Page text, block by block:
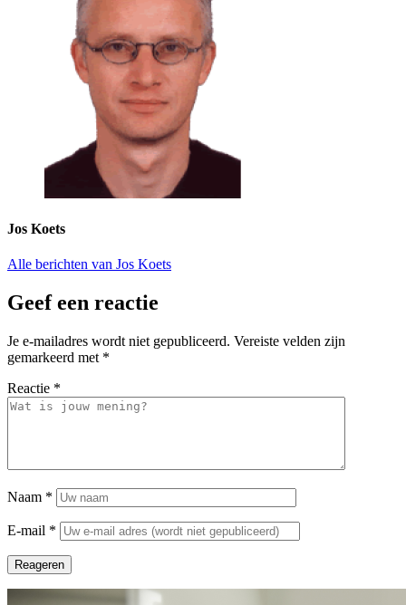
Jos Koets
Alle berichten van Jos Koets
Geef een reactie
Je e-mailadres wordt niet gepubliceerd. Vereiste velden zijn
gemarkeerd met *
Reactie *
Naam *
E-mail *
Reageren